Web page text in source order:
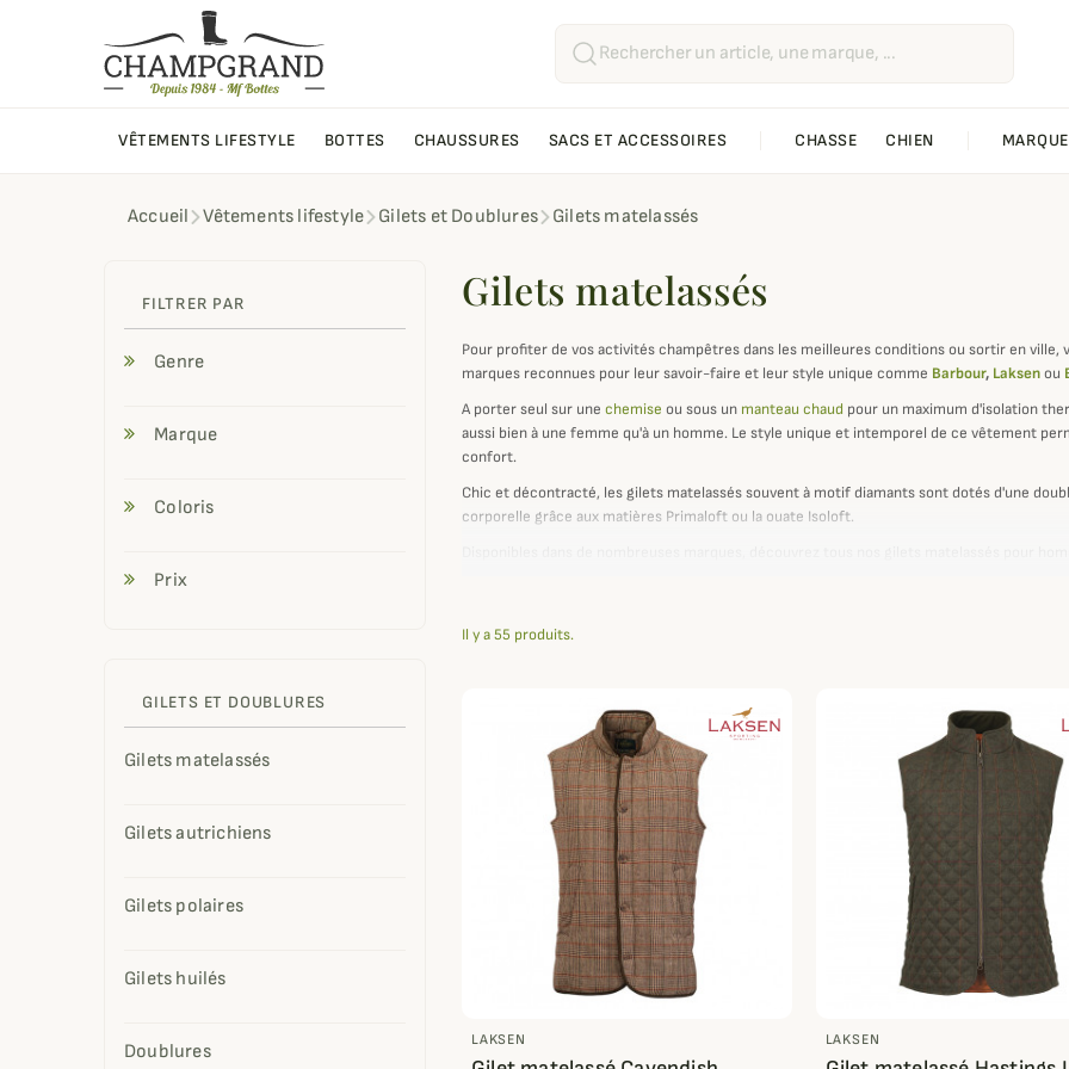
VÊTEMENTS LIFESTYLE BOTTES CHAUSSURES SACS ET ACCESSOIRES CHASSE CHIEN
Accueil Vêtements lifestyle Gilets et Doublures Gilets matelassés
FILTRER PAR
Genre
Marque
Coloris
Prix
GILETS ET DOUBLURES
Gilets matelassés
Gilets autrichiens
Gilets polaires
Gilets huilés
Doublures
Gilets matelassés
Pour profiter de vos activités champêtres dans les meilleures conditions ou sortir en ville,
marques reconnues pour leur savoir-faire et leur style unique comme Barbour, Laksenou
A porter seul sur une chemise ou sous un manteau chaud pour un maximum d'isolation
aussi bien à une femme qu'à un homme. Le style unique et intemporel de ce vêtement
confort.
Chic et décontracté, les gilets matelassés souvent à motif diamants sont dotés d'une
corporelle grâce aux matières Primaloft ou la ouate Isoloft.
Il y a 55 produits.
LAKSEN LAKSEN